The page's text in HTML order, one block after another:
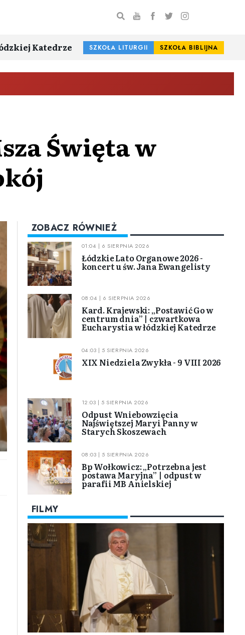
Katedrze SZKOŁA LITURGII SZKOŁA BIBLIJNA
Święta w
ZOBACZ RÓWNIEŻ
01:04 | 6 SIERPNIA 2026
Łódzkie Lato Organowe 2026 -
koncert u św. Jana Ewangelisty
08:04 | 6 SIERPNIA 2026
Kard. Krajewski: „Postawić Go w
centrum dnia” | czwartkowa
Eucharystia w łódzkiej Katedrze
04:03 | 5 SIERPNIA 2026
XIX Niedziela Zwykła - 9 VIII 2026
12:03 | 5 SIERPNIA 2026
Odpust Wniebowzięcia
Najświętszej Maryi Panny w
Starych Skoszewach
08:03 | 5 SIERPNIA 2026
Bp Wołkowicz: „Potrzebna jest
postawa Maryjna” | odpust w
parafii MB Anielskiej
FILMY